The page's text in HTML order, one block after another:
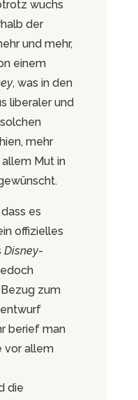
wuchs
der
und mehr,
einem
, was in den
liberaler und
mehr
Mut in
es
offizielles
Disney-
zum
berief man
vor allem
die